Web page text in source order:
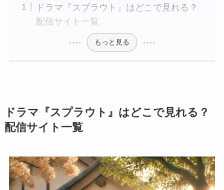
ドラマ『スプラウト』はどこで見れる？
配信サイト一覧
もっと見る
ドラマ『スプラウト』はどこで見れる？
配信サイト一覧